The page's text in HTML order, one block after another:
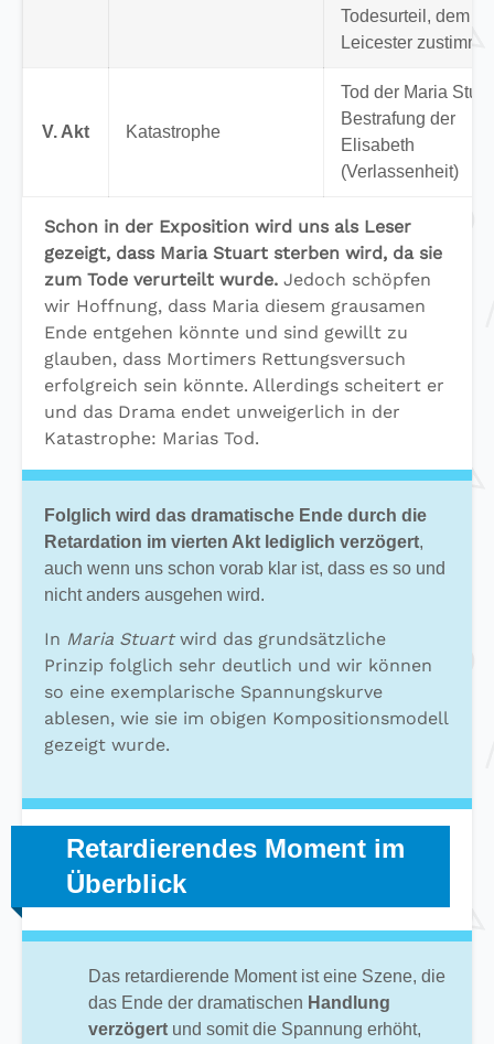
Todesurteil, dem
Leicester zustimmt.
V. Akt Katastrophe
Tod der Maria
Bestrafung der
Elisabeth
(Verlassenheit)
Schon in der Exposition wird uns als Leser
gezeigt, dass Maria Stuart sterben wird, da sie
zum Tode verurteilt wurde. Jedoch schöpfen
wir Hoffnung, dass Maria diesem grausamen
Ende entgehen könnte und sind gewillt zu
glauben, dass Mortimers Rettungsversuch
erfolgreich sein könnte. Allerdings scheitert er
und das Drama endet unweigerlich in der
Katastrophe: Marias Tod.
Folglich wird das dramatische Ende durch die
Retardation im vierten Akt lediglich verzögert,
auch wenn uns schon vorab klar ist, dass es so und
nicht anders ausgehen wird.
In Maria Stuartwird das grundsätzliche
Prinzip folglich sehr deutlich und wir können
so eine exemplarische Spannungskurve
ablesen, wie sie im obigen Kompositionsmodell
gezeigt wurde.
Retardierendes Moment im
Überblick
Das retardierende Moment ist eine Szene, die
das Ende der dramatischen Handlung
verzögert und somit die Spannung erhöht,